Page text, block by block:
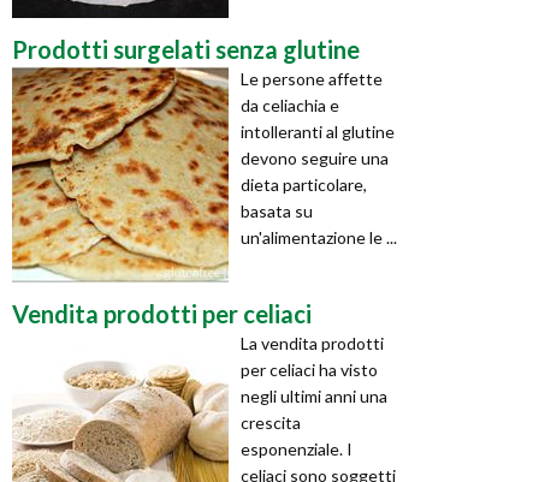
Prodotti surgelati senza glutine
Le persone affette
da celiachia e
intolleranti al glutine
devono seguire una
dieta particolare,
basata su
un'alimentazione le ...
Vendita prodotti per celiaci
La vendita prodotti
per celiaci ha visto
negli ultimi anni una
crescita
esponenziale. I
celiaci sono soggetti